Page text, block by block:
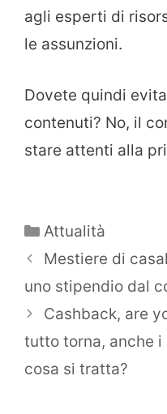
agli esperti di
le assunzioni.
Dovete quindi
contenuti? No, il
stare attenti alla
Categorie
Attualità
Mestiere di
uno stipendio dal
Cashback, are
tutto torna, anche
cosa si tratta?